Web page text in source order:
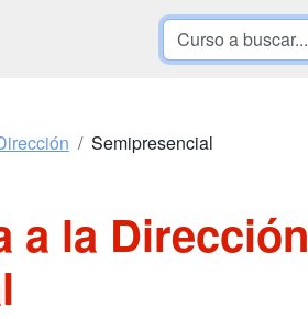
Semipresencial
a la Dirección